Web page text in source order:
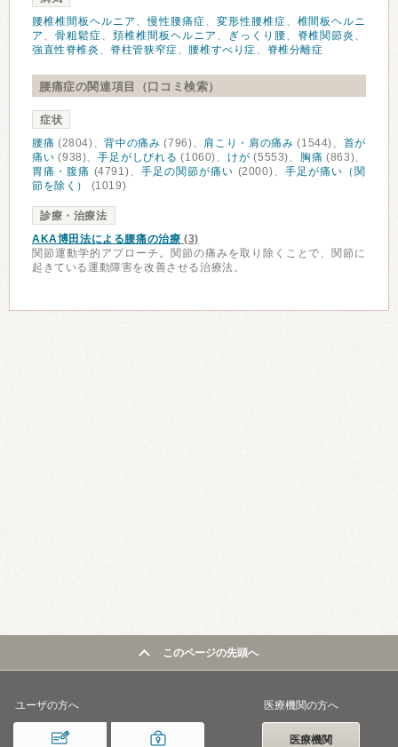
腰椎椎間板ヘルニア 、慢性腰痛症、 変形性腰椎症、 椎間板ヘルニ
ア 、 骨粗鬆症、 頚椎椎間板ヘルニア 、 ぎっくり腰、 脊椎関節炎 、
強直性脊椎炎 、 脊柱管狭窄症、 腰椎すべり症、 脊椎分離症
腰痛症の関連項目（口コミ検索）
症状
腰痛 (2804)、背中の痛み (796)、 肩こり・肩の痛み (1544)、 首が
痛い (938)、手足がしびれる (1060)、 けが (5553)、 胸痛 (863)、
胃痛・腹痛 (4791)、 手足の関節が痛い (2000)、 手足が痛い（関
節を除く）
(1019)
診療・治療法
AKA博田法による腰痛の治療 (3)
関節運動学的アプローチ。関節の痛みを取り除くことで、関節に
起きている運動障害を改善させる治療法。
このページの先頭へ
ユーザの方へ 医療機関の方へ
医療機関